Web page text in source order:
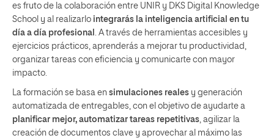
es fruto de la colaboración entre UNIR y DKS Digital Knowledge
School y al realizarlo integrarás la inteligencia artificial en tu
día a día profesional . A través de herramientas accesibles y
ejercicios prácticos, aprenderás a mejorar tu productividad,
organizar tareas con eficiencia y comunicarte con mayor
impacto.
La formación se basa en simulaciones reales y generación
automatizada de entregables, con el objetivo de ayudarte a
planificar mejor, automatizar tareas repetitivas, agilizar la
creación de documentos clave y aprovechar al máximo las